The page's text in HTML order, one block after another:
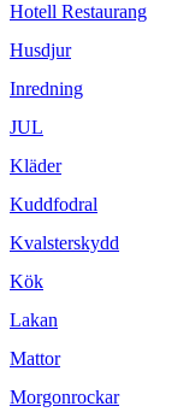
Hotell Restaurang
Husdjur
Inredning
JUL
Kläder
Kuddfodral
Kvalsterskydd
Kök
Lakan
Mattor
Morgonrockar